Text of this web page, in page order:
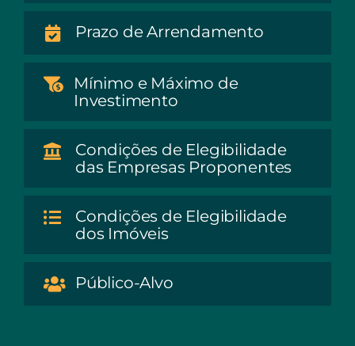
Prazo de Arrendamento
Mínimo e Máximo de
Investimento
Condições de Elegibilidade
das Empresas Proponentes
Condições de Elegibilidade
dos Imóveis
Público-Alvo